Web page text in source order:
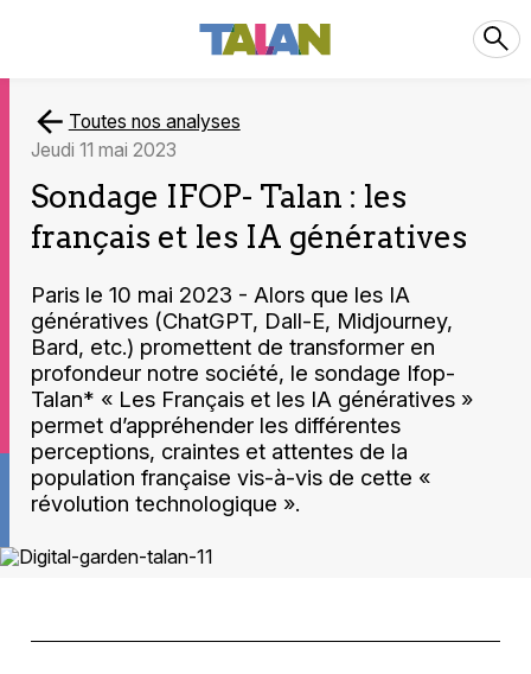
Toutes nos analyses
jeudi 11 mai 2023
Sondage IFOP- Talan : les
français et les IA génératives
Paris le 10 mai 2023 - Alors que les IA
génératives (ChatGPT, Dall-E, Midjourney,
Bard, etc.) promettent de transformer en
profondeur notre société, le sondage Ifop-
Talan* « Les Français et les IA génératives »
permet d’appréhender les différentes
perceptions, craintes et attentes de la
population française vis-à-vis de cette «
révolution technologique ».